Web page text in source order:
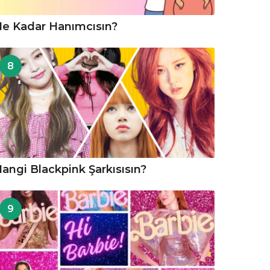
Kadar Hanımcısın?
8
Blackpink Şarkısısın?
9